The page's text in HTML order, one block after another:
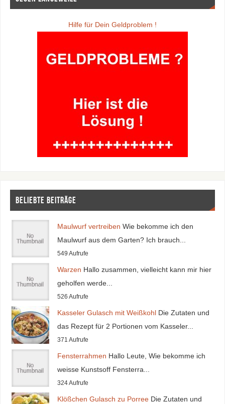
Hilfe für Dein Geldproblem !
Beliebte Beiträge
Maulwurf vertreiben Wie bekomme ich den
Maulwurf aus dem Garten? Ich brauch...
549 Aufrufe
Warzen Hallo zusammen, vielleicht kann mir hier
geholfen werde...
526 Aufrufe
Kasseler Gulasch mit Weißkohl Die Zutaten und
das Rezept für 2 Portionen vom Kasseler...
371 Aufrufe
Fensterrahmen Hallo Leute, Wie bekomme ich
weisse Kunstsoff Fensterra...
324 Aufrufe
Klößchen Gulasch zu Porree Die Zutaten und